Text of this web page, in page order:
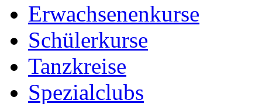
Erwachsenenkurse
Schülerkurse
Tanzkreise
Spezialclubs